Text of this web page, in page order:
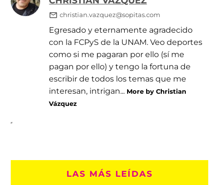
christian.vazquez@sopitas.com
Egresado y eternamente agradecido
con la FCPyS de la UNAM. Veo deportes
como si me pagaran por ello (sí me
pagan por ello) y tengo la fortuna de
escribir de todos los temas que me
interesan, intrigan... More by Christian
Vázquez
LAS MÁS LEÍDAS